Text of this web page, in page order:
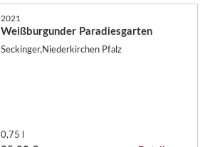
2021
Weißburgunder Paradiesgarten
Seckinger,Niederkirchen Pfalz
0,75 l